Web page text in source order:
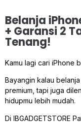
Belanja
+ Garansi 2
Tenang!
Kamu lagi cari iPhone
Bayangin kalau
premium, tapi juga
hidupmu lebih mudah.
Di IBGADGETSTORE